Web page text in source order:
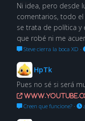
Ni idea, pero desde
comentarios, todo
se trata de política y
que robé ni me
Steve cierra la boca XD ·
HpTk
Pues no sé si será
Creen que funcione?·